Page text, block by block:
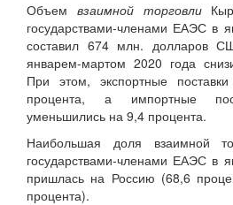
Объем взаимной торговли
государствами-членами ЕАЭС в
составил 674 млн. долларов
январем-мартом 2020 года
При этом, экспортные
процента, а импортные
уменьшились на 9,4 процента.
Наибольшая доля взаимной
государствами-членами ЕАЭС в
пришлась на Россию (68,6
процента).